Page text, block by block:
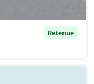
Retenue